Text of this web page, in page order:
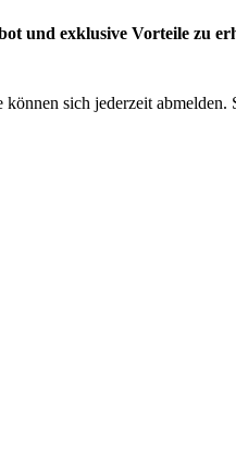
und exklusive Vorteile zu
sich jederzeit abmelden.